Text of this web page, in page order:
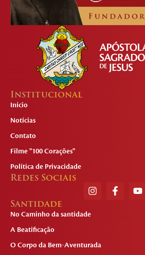
Institucional
Início
Notícias
Contato
Filme "100 Corações"
Política de Privacidade
Redes Sociais
Santidade
No Caminho da santidade
A Beatificação
O Corpo da Bem-Aventurada